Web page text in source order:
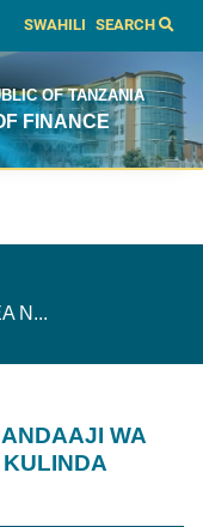
SWAHILI SEARCH
OF TANZANIA
FINANCE
N...
WA